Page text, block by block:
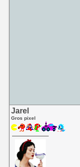
Jarel
Gros pixel